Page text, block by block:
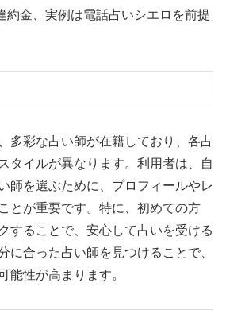
約金、実例は電話占いシエロを前提
多彩な占い師が在籍しており、各占
タイルが異なります。利用者は、自
師を選ぶために、プロフィールやレ
とが重要です。特に、初めての方
することで、安心して占いを受ける
に合った占い師を見つけることで、
能性が高まります。